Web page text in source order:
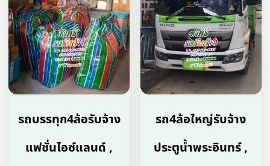
รถบรรทุก4ล้อรับจ้าง
แฟชั่นไอซ์แลนด์ ,
รถ4ล้อใหญ่รับจ้าง
ประตูน้ำพระอินทร์ ,